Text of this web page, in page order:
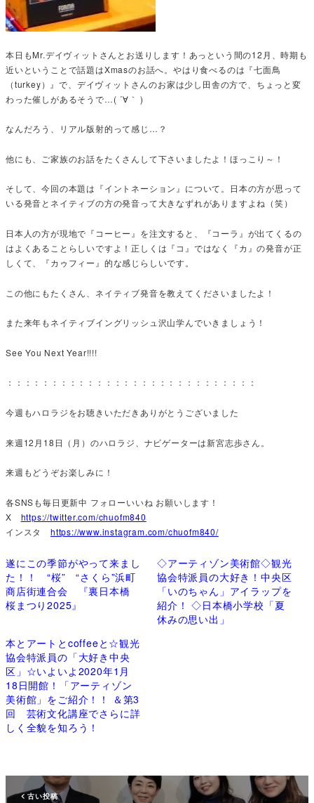
本日もMr.デイヴィットさんとお送りします！あっという間の12月、時期も
近いということで話題はXmasのお話へ。やはり食べるのは『七面鳥
（turkey）』で、デイヴィットさんのお家は少し田舎の方で、ちょっと変
わった催しがあるそうで…( ´∀｀ )
なんだろう、リアル版射的って感じ…？
他にも、ご家族のお話をたくさんして下さいましたよ！ほっこり～！
そして、今回の本題は『イントネーション』について。日本の方が思って
いる発音とネイティブの方の発音って大きなずれがありますよね（笑）
日本人の方が現地で『コーヒー』を注文すると、『コーラ』が出てくるの
はよくあることらしいですよ！正しくは『コ』ではなく『カ』の発音が正
しくて、『カゥフィー』的な感じらしいです。
この他にもたくさん、ネイティブ発音を教えてくださいましたよ！
また来年もネイティブイングリッシュ沢山学んでいきましょう！
See You Next Year!!!!
：：：：：：：：：：：：：：：：：：：：：：：：：：：：
今週もハロラジをお聴きいただきありがとうございました
来週12月18日（月）のハロラジ、ナビゲーターは新宮志歩さん。
来週もどうぞお楽しみに！
各SNSも毎日更新中 フォローいいね お願いします！
X https://twitter.com/chuofm840
インスタ https://www.instagram.com/chuofm840/
遂にこの季節がやって来まし
た！！ “桜” “さくら”浜町
商店街連合会 『裏日本橋
桜まつり2025』
◇アーティゾン美術館◇観光
協会特派員の大好き！中央区
「いのちゃん」アイラップを
紹介！ ◇日本橋小学校「夏
休みの思い出」
本とアートとcoffeeと☆観光
協会特派員の「大好き中央
区」☆いよいよ2020年1月
18日開館！「アーティゾン
美術館」をご紹介！！ ＆第3
回 芸術文化講座でさらに詳
しく全貌を知ろう！
古い投稿